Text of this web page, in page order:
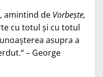
amintind de Vorbește,
cu totul și cu totul
asupra a
– George